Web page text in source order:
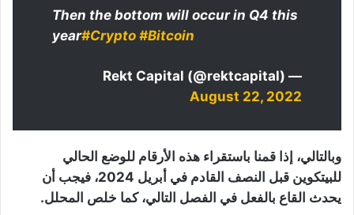
Then the bottom will occur in Q4 this
year#Crypto #Bitcoin
— Rekt Capital (@rektcapital)
August 22, 2022
وبالتالي، إذا قمنا باستقراء هذه الأرقام للوضع الحالي
للبيتكوين قبل النصف القادم في أبريل 2024، فيجب أن
يحدث القاع بالفعل في الفصل التالي، كما خلص المحلل.